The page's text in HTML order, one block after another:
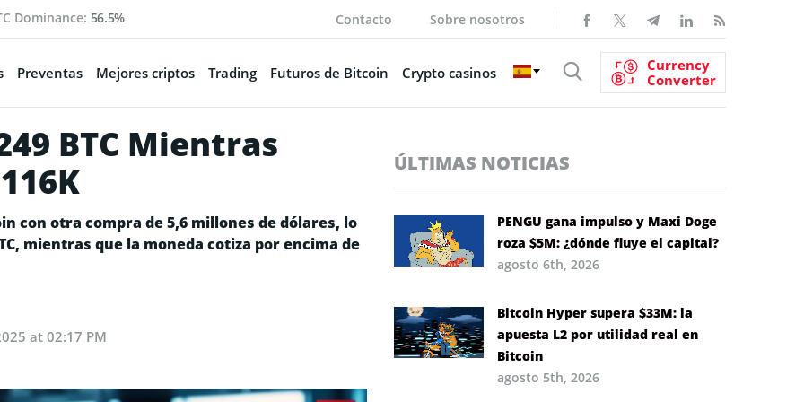
Dominance: 56.5% Contacto Sobre nosotros
Preventas Mejores criptos Trading Futuros de Bitcoin Crypto casinos
Currency
Converter
BTC Mientras
con otra compra de 5,6 millones de dólares, lo
mientras que la moneda cotiza por encima de
at 02:17 PM
ÚLTIMAS NOTICIAS
PENGU gana impulso y Maxi Doge
roza $5M: ¿dónde fluye el capital?
agosto 6th, 2026
Bitcoin Hyper supera $33M: la
apuesta L2 por utilidad real en
Bitcoin
agosto 5th, 2026